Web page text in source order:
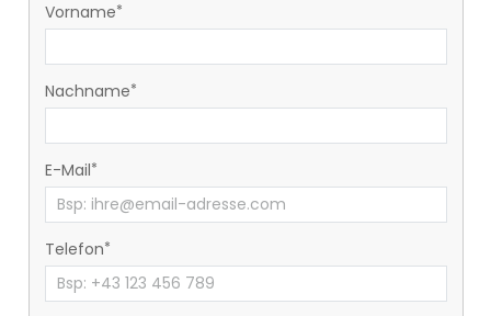
Vorname
Nachname
E-Mail
Telefon